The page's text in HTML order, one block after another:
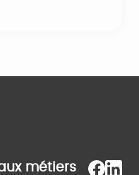
métiers